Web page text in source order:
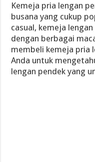
Kemeja pria lengan
busana yang cukup
casual, kemeja
dengan berbagai
membeli kemeja pria
Anda untuk
lengan pendek yang